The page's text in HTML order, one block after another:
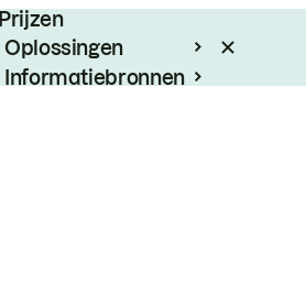
Prijzen
Oplossingen
Informatiebronnen